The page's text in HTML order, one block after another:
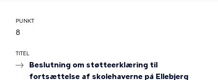
PUNKT
8
TITEL
Beslutning om støtteerklæring til
fortsættelse af skolehaverne på Ellebjerg